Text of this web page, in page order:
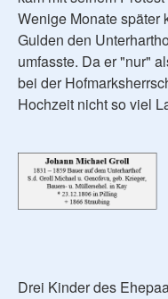
Wenige Monate später
Gulden den
umfasste. Da er "nur"
bei der
Hochzeit nicht so viel
Drei Kinder des